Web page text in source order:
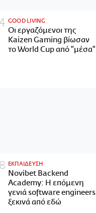
GOOD LIVING
Οι εργαζόμενοι της
Kaizen Gaming βίωσαν
το World Cup από "μέσα"
ΕΚΠΑΙΔΕΥΣΗ
Novibet Backend
Academy: Η επόμενη
γενιά software engineers
ξεκινά από εδώ